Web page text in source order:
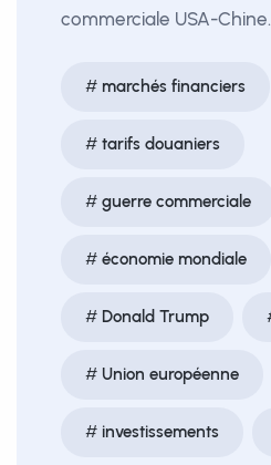
commerciale USA-Chine.
marchés financiers
tarifs douaniers
guerre commerciale
économie mondiale
Donald Trump
Union européenne
investissements